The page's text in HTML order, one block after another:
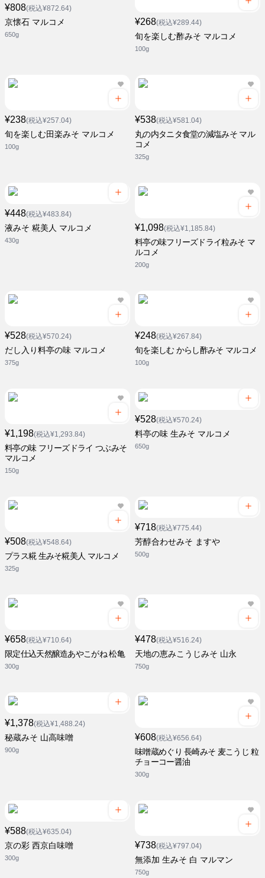
¥808(税込¥872.64)
京懐石 マルコメ
650g
¥268(税込¥289.44)
旬を楽しむ酢みそ マルコメ
100g
¥238(税込¥257.04)
旬を楽しむ田楽みそ マルコメ
100g
¥538(税込¥581.04)
丸の内タニタ食堂の減塩みそ マル
コメ
325g
¥448(税込¥483.84)
液みそ 糀美人 マルコメ
430g
¥1,098(税込¥1,185.84)
料亭の味フリーズドライ粒みそ マ
ルコメ
200g
¥528(税込¥570.24)
だし入り料亭の味 マルコメ
375g
¥248(税込¥267.84)
旬を楽しむ からし酢みそ マルコメ
100g
¥1,198(税込¥1,293.84)
料亭の味 フリーズドライ つぶみそ
マルコメ
150g
¥528(税込¥570.24)
料亭の味 生みそ マルコメ
650g
¥508(税込¥548.64)
プラス糀 生みそ糀美人 マルコメ
325g
¥718(税込¥775.44)
芳醇合わせみそ ますや
500g
¥658(税込¥710.64)
限定仕込天然醸造あやこがね 松亀
300g
¥478(税込¥516.24)
天地の恵みこうじみそ 山永
750g
¥1,378(税込¥1,488.24)
秘蔵みそ 山高味噌
900g
¥608(税込¥656.64)
味噌蔵めぐり 長崎みそ 麦こうじ 粒
チョーコー醤油
300g
¥588(税込¥635.04)
京の彩 西京白味噌
300g
¥738(税込¥797.04)
無添加 生みそ 白 マルマン
750g